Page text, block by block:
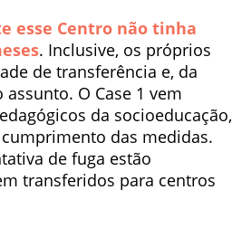
esse Centro não tinha
. Inclusive, os próprios
de transferência e, da
O Case 1 vem
da socioeducação,
das medidas.
de fuga estão
transferidos para centros